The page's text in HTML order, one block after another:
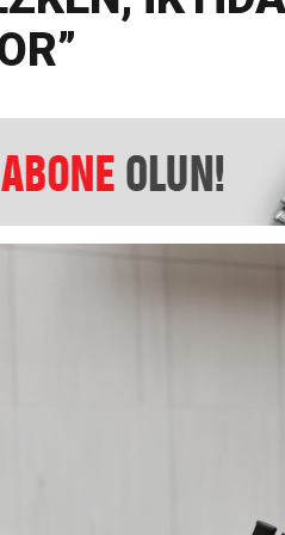
BASININ BAYRAMI DEĞİL,
İKİ İLÇEYE İKİ YENİ BAŞKAN